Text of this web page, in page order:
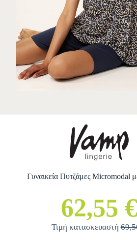
Γυναικεία Πυτζάμες Micromodal
62,55 €
Τιμή κατασκευαστή